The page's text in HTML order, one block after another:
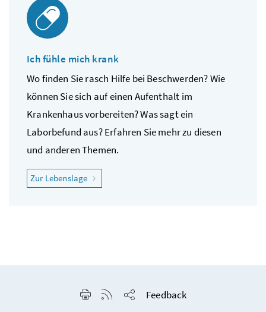
Ich fühle mich krank
Wo finden Sie rasch Hilfe bei Beschwerden? Wie
können Sie sich auf einen Aufenthalt im
Krankenhaus vorbereiten? Was sagt ein
Laborbefund aus? Erfahren Sie mehr zu diesen
und anderen Themen.
Zur Lebenslage "Ich fühle mich krank"
Seite drucken
RSS-Feed anzeigen
Feedback